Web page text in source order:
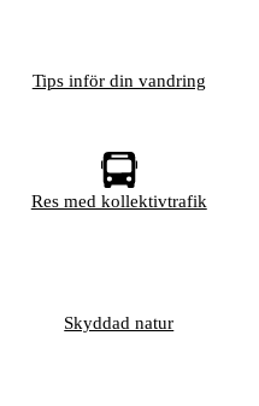
Tips inför din vandring
Res med kollektivtrafik
Skyddad natur